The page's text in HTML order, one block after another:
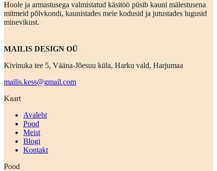
Hoole ja armastusega valmistatud käsitöö püsib kauni mälestusena
mitmeid põlvkondi, kaunistades meie kodusid ja jutustades lugusid
minevikust.
MAILIS DESIGN OÜ
Kivinuka tee 5, Vääna-Jõesuu küla, Harku vald, Harjumaa
mailis.kess@gmail.com
Kaart
Avaleht
Pood
Meist
Blogi
Kontakt
Pood